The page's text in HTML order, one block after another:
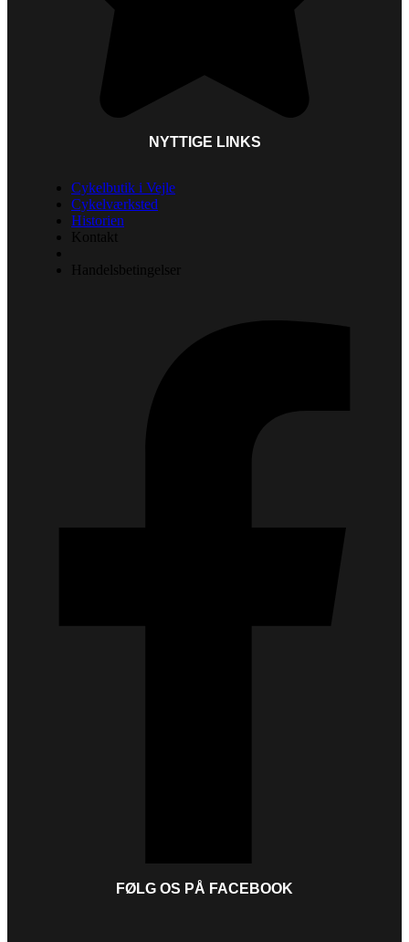
NYTTIGE LINKS
Cykelbutik i Vejle
Cykelværksted
Historien
Kontakt
Handelsbetingelser
FØLG OS PÅ FACEBOOK